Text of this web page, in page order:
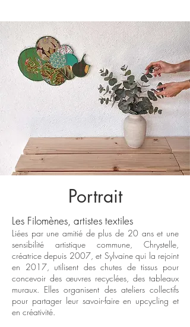
Portrait
Les Filomènes, artistes textiles
Liées par une amitié de plus de 20 ans et une
sensibilité artistique commune, Chrystelle,
créatrice depuis 2007, et Sylvaine qui la rejoint
en 2017, utilisent des chutes de tissus pour
concevoir des œuvres recyclées, des tableaux
muraux. Elles organisent des ateliers collectifs
pour partager leur savoir-faire en upcycling et
en créativité.